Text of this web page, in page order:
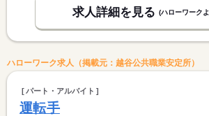
求人詳細を見る (ハローワーク
ハローワーク求人（掲載元：越谷公共職業安定所）
パート・アルバイト
運転手